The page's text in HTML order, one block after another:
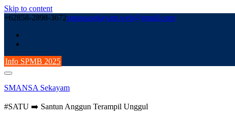
Skip to content
+62858-2898-3672smansasekayam.web@gmail.com
Info SPMB 2025
SMANSA Sekayam
#SATU ➡️ Santun Anggun Terampil Unggul